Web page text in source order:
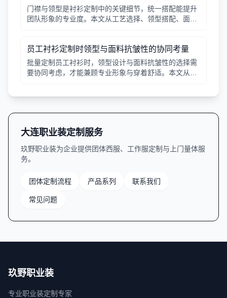
门襟与领型是衬衫定制中的关键细节，统一搭配能提升
团队形象的专业度。本文从工艺选择、领型搭配、面料
员工衬衫定制时领型与面料抗皱性的协同考量
批量定制员工衬衫时，领型设计与面料抗皱性的选择需
要协同考虑，才能兼顾专业形象与穿着舒适。本文从领
大连职业装定制服务
玖野职业装为企业提供团体西服、工作服定制与上门量体服
务。
团体定制流程 产品系列 联系我们
常见问题
玖野职业装
专业职业装定制专家